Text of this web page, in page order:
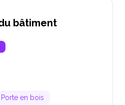
bâtiment
Porte en bois